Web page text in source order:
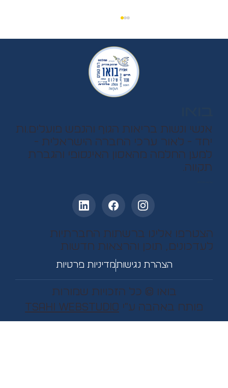
ערב טוב הוד השרון! כל הכבוד לכל אחד ואחת
ימים ולילות אני פועלת ללא לאות למען עתיד ילדיי,
ולמען הבריאות הנפשית של כולנו. גלי, בתי הצעירה
אנשי ונשות בריאות הגוף והנפש פועלים.ות
יחד - לאור ערכי החברה הישראלית -
למען החלמה מהאסון האינסופי והגברת
תקווה.
הצטרפו אלינו ברשתות החברתיות
לעדכונים, תוכן והרצאות חדשות
הצהרת נגישותמדיניות פרטיות
בואו © כל הזכויות שמורות
פותח באהבה ע"י Tsahi WebStudio